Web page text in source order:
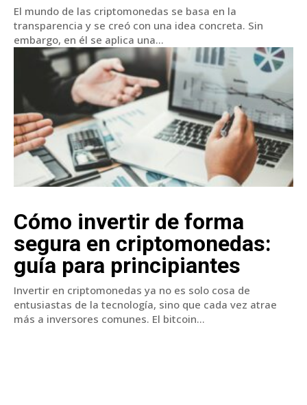
El mundo de las criptomonedas se basa en la
transparencia y se creó con una idea concreta. Sin
embargo, en él se aplica una...
Cómo invertir de forma
segura en criptomonedas:
guía para principiantes
Invertir en criptomonedas ya no es solo cosa de
entusiastas de la tecnología, sino que cada vez atrae
más a inversores comunes. El bitcoin...